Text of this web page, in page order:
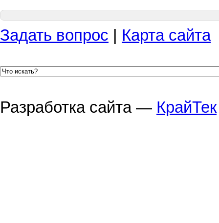
Задать вопрос Карта сайта
Разработка сайта — КрайТек